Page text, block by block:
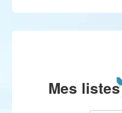
Mes listes